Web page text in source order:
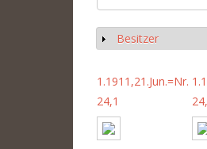
Anzeigen
Besitzer
1.1911,21.Jun.=Nr.
24,1